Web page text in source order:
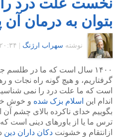
بتوان به درمان
نوشته سهراب ارژنگ ۲۰:۳۴ گرينويچ - یکشنبه ۱۶ آبان ۱۳۸۹
۱۴۰۰ سال است که ما در طلسم جادویی
گرفتاریم، و هیچ گونه راه نجات و
است که ما علت درد را نمی
اندام این اسلام بزک شده و خوش
بگوییم خدای ناکرده بالای چشم
ترس ما یا از باورهای دینی است که
ازانتقام و خشونت دکان داران دین